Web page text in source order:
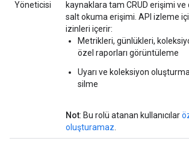
Yöneticisi
kaynaklara tam CRUD erişimi
salt okuma erişimi. API izleme
izinleri içerir:
Metrikleri, günlükleri,
özel raporları görüntüleme
Uyarı ve koleksiyon
silme
Not: Bu rolü atanan kullanıcılar
oluşturamaz